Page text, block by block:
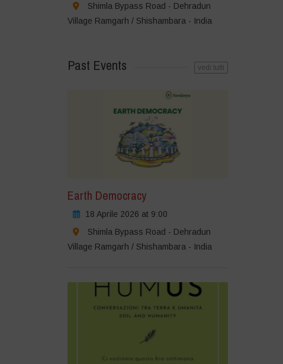
Shimla Bypass Road - Dehradun
Village Ramgarh / Shishambara - India
Past Events vedi tutti
Earth Democracy
18 Aprile 2026 at 9:00
Shimla Bypass Road - Dehradun
Village Ramgarh / Shishambara - India